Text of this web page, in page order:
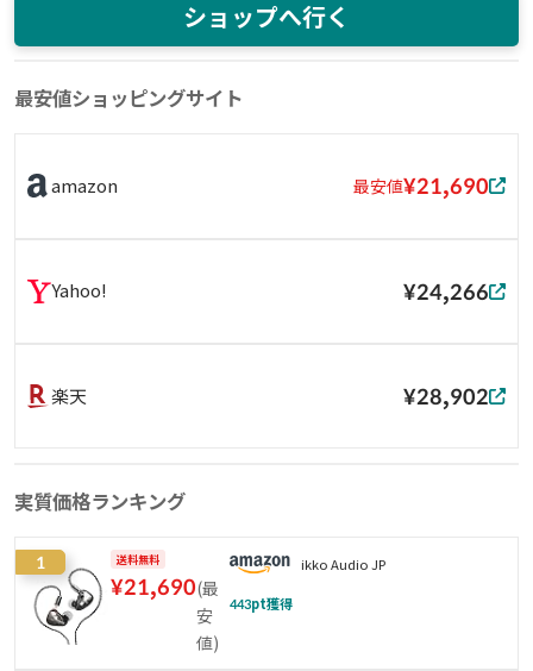
ショップへ行く
最安値ショッピングサイト
amazon 最安値¥21,690
Yahoo! ¥24,266
楽天 ¥28,902
実質価格ランキング
1 送料無料
¥21,690(最
安
値)
ikko Audio JP
443pt獲得